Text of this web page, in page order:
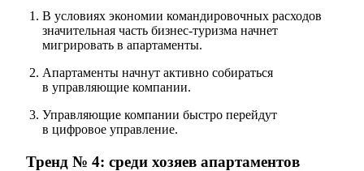
В условиях экономии командировочных расходов
значительная часть бизнес-туризма начнет
мигрировать в апартаменты.
Апартаменты начнут активно собираться
в управляющие компании.
Управляющие компании быстро перейдут
в цифровое управление.
Тренд № 4: среди хозяев апартаментов